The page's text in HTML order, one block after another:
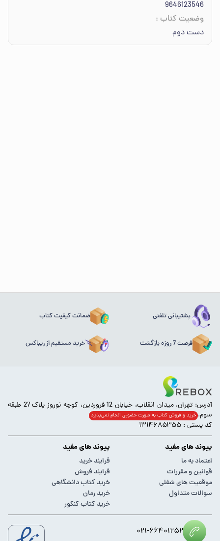
9646123546
وضعیت کتاب :
دست دوم
پشتیبانی تلفنی ضمانت کیفیت کتاب
فرصت 7 روزه بازگشت خرید مستقیم از ریباکس
آدرس: تهران، میدان انقلاب، خیابان 12 فروردین، کوچه نوروز پلاک 27 طبقه
سوم. خرید و فروش کتاب به صورت حضوری انجام‌ نمی‌پذیرد
کد پستی : ۱۳۱۴۶۸۵۳۵۵
پیوند های مفید
اعتماد به ما
قوانین و مقررات
موقعیت های شغلی
سوالات متداول
پیوند های مفید
فرایند خرید
فرایند فروش
خرید کتاب دانشگاهی
خرید رمان
خرید کتاب کنکور
۰۲۱-۶۶۴۰۱۲۵۲